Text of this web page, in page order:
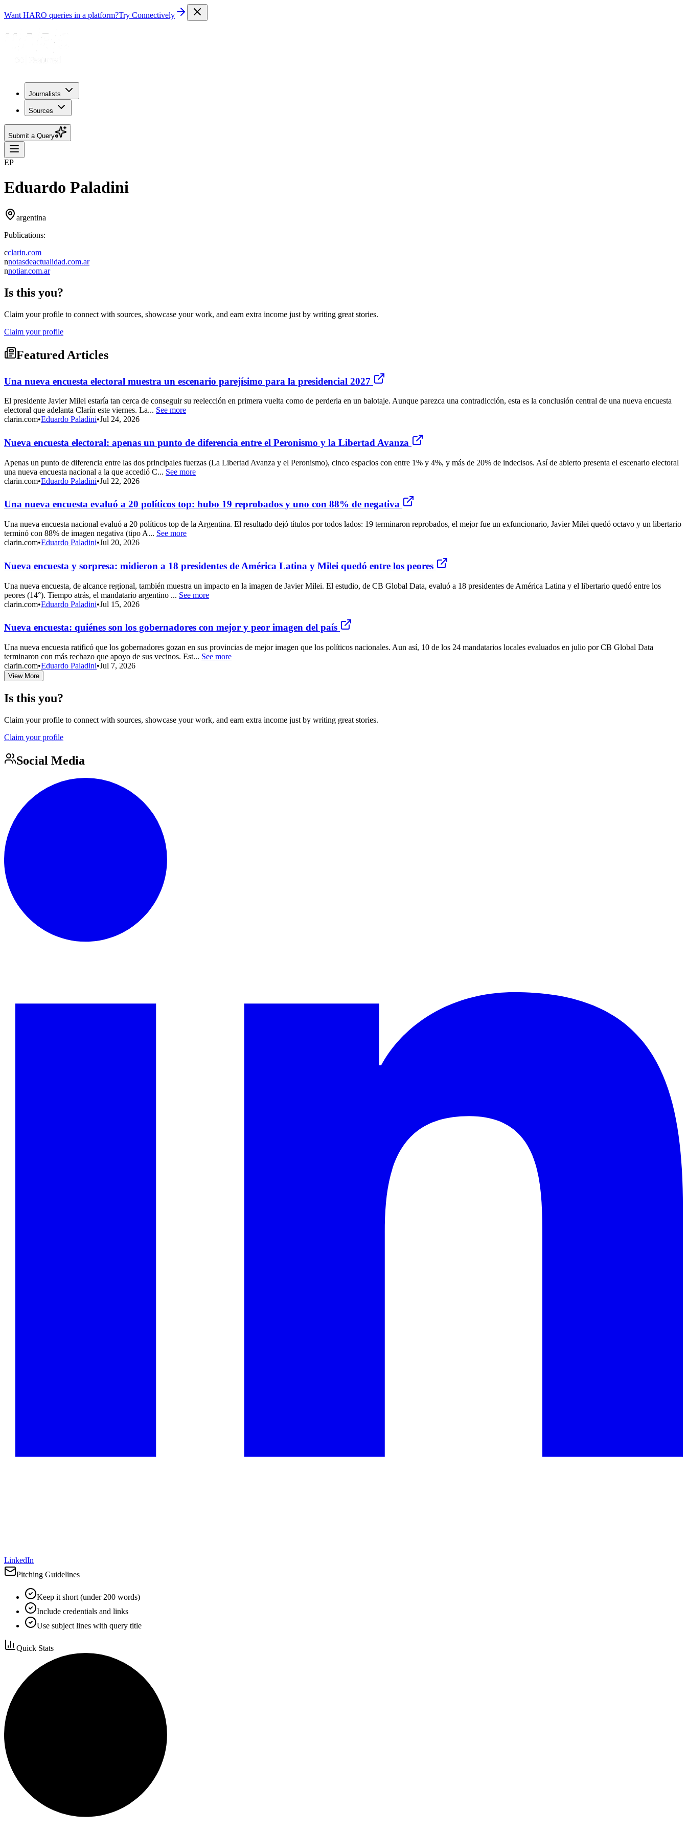
Want HARO queries in a platform?Try Connectively
Journalists
Sources
Submit a Query
EP
Eduardo Paladini
argentina
Publications:
cclarin.com
nnotasdeactualidad.com.ar
nnotiar.com.ar
Is this you?
Claim your profile to connect with sources, showcase your work, and earn extra income just by writing great stories.
Claim your profile
Featured Articles
Una nueva encuesta electoral muestra un escenario parejísimo para la presidencial 2027
El presidente Javier Milei estaría tan cerca de conseguir su reelección en primera vuelta como de perderla en un balotaje. Aunque parezca una contradicción, esta es la conclusión central de una nueva encuesta
electoral que adelanta Clarín este viernes. La... See more
clarin.com•Eduardo Paladini•Jul 24, 2026
Nueva encuesta electoral: apenas un punto de diferencia entre el Peronismo y la Libertad Avanza
Apenas un punto de diferencia entre las dos principales fuerzas (La Libertad Avanza y el Peronismo), cinco espacios con entre 1% y 4%, y más de 20% de indecisos. Así de abierto presenta el escenario electoral
una nueva encuesta nacional a la que accedió C... See more
clarin.com•Eduardo Paladini•Jul 22, 2026
Una nueva encuesta evaluó a 20 políticos top: hubo 19 reprobados y uno con 88% de negativa
Una nueva encuesta nacional evaluó a 20 políticos top de la Argentina. El resultado dejó títulos por todos lados: 19 terminaron reprobados, el mejor fue un exfuncionario, Javier Milei quedó octavo y un libertario
terminó con 88% de imagen negativa (tipo A... See more
clarin.com•Eduardo Paladini•Jul 20, 2026
Nueva encuesta y sorpresa: midieron a 18 presidentes de América Latina y Milei quedó entre los peores
Una nueva encuesta, de alcance regional, también muestra un impacto en la imagen de Javier Milei. El estudio, de CB Global Data, evaluó a 18 presidentes de América Latina y el libertario quedó entre los
peores (14°). Tiempo atrás, el mandatario argentino ... See more
clarin.com•Eduardo Paladini•Jul 15, 2026
Nueva encuesta: quiénes son los gobernadores con mejor y peor imagen del país
Una nueva encuesta ratificó que los gobernadores gozan en sus provincias de mejor imagen que los políticos nacionales. Aun así, 10 de los 24 mandatarios locales evaluados en julio por CB Global Data
terminaron con más rechazo que apoyo de sus vecinos. Est... See more
clarin.com•Eduardo Paladini•Jul 7, 2026
View More
Is this you?
Claim your profile to connect with sources, showcase your work, and earn extra income just by writing great stories.
Claim your profile
Social Media
LinkedIn
Pitching Guidelines
Keep it short (under 200 words)
Include credentials and links
Use subject lines with query title
Quick Stats